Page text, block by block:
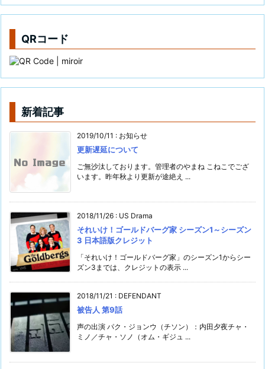
QRコード
新着記事
2019/10/11 : お知らせ
更新遅延について
ご無沙汰しております。管理者のやまね こねこでござ
います。昨年秋より更新が途絶え ...
2018/11/26 : US Drama
それいけ！ゴールドバーグ家 シーズン1～シーズン
3 日本語版クレジット
「それいけ！ゴールドバーグ家」のシーズン1からシー
ズン3までは、クレジットの表示 ...
2018/11/21 : DEFENDANT
被告人 第9話
声の出演 パク・ジョンウ（チソン）：内田夕夜チャ・
ミノ／チャ・ソノ（オム・ギジュ ...